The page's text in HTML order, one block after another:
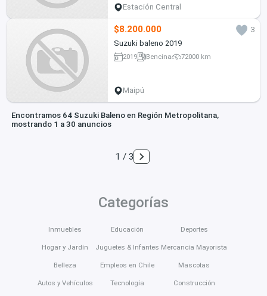
Estación Central
$8.200.000
3
Suzuki baleno 2019
2019 Bencina 72000 km
Maipú
Encontramos 64 Suzuki Baleno en Región Metropolitana,
mostrando 1 a 30 anuncios
1 / 3
Categorías
Inmuebles
Hogar y Jardín
Belleza
Autos y Vehículos
Educación
Juguetes & Infantes
Empleos en Chile
Tecnología
Deportes
Mercancía Mayorista
Mascotas
Construcción